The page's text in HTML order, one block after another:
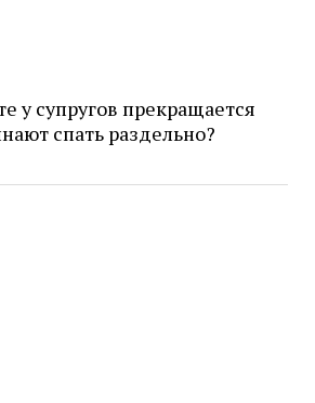
у супругов прекращается
спать раздельно?